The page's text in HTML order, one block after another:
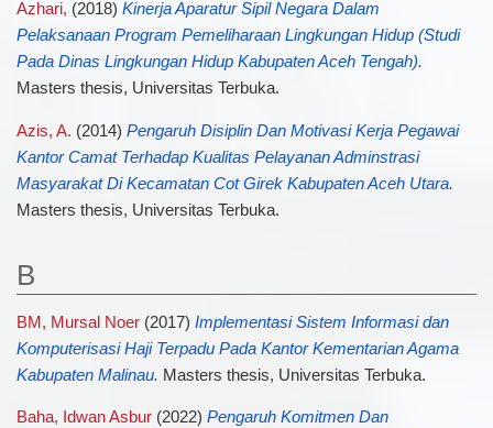
Azhari, (2018) Kinerja Aparatur Sipil Negara Dalam
Pelaksanaan Program Pemeliharaan Lingkungan Hidup (Studi
Pada Dinas Lingkungan Hidup Kabupaten Aceh Tengah).
Masters thesis, Universitas Terbuka.
Azis, A. (2014) Pengaruh Disiplin Dan Motivasi Kerja Pegawai
Kantor Camat Terhadap Kualitas Pelayanan Adminstrasi
Masyarakat Di Kecamatan Cot Girek Kabupaten Aceh Utara.
Masters thesis, Universitas Terbuka.
B
BM, Mursal Noer(2017) Implementasi Sistem Informasi dan
Komputerisasi Haji Terpadu Pada Kantor Kementarian Agama
Kabupaten Malinau. Masters thesis, Universitas Terbuka.
Baha, Idwan Asbur(2022) Pengaruh Komitmen Dan